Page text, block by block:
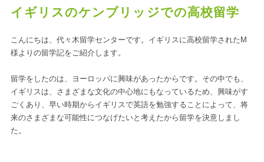
イギリスのケンブリッジでの高校留学
こんにちは、代々木留学センターです。イギリスに高校留学されたM
様よりの留学記をご紹介します。
留学をしたのは、ヨーロッパに興味があったからです。その中でも、
イギリスは、さまざまな文化の中心地にもなっているため、興味がす
ごくあり、早い時期からイギリスで英語を勉強することによって、将
来のさまざまな可能性につなげたいと考えたから留学を決意しまし
た。